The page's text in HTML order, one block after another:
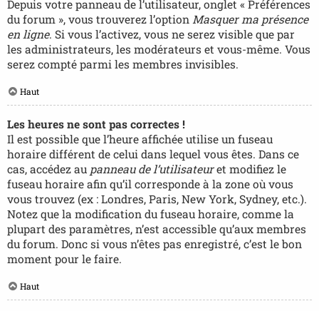
Depuis votre panneau de l’utilisateur, onglet « Préférences
du forum », vous trouverez l’option Masquer ma présence
en ligne. Si vous l’activez, vous ne serez visible que par
les administrateurs, les modérateurs et vous-même. Vous
serez compté parmi les membres invisibles.
Haut
Les heures ne sont pas correctes !
Il est possible que l’heure affichée utilise un fuseau
horaire différent de celui dans lequel vous êtes. Dans ce
cas, accédez au panneau de l’utilisateuret modifiez le
fuseau horaire afin qu’il corresponde à la zone où vous
vous trouvez (ex : Londres, Paris, New York, Sydney, etc.).
Notez que la modification du fuseau horaire, comme la
plupart des paramètres, n’est accessible qu’aux membres
du forum. Donc si vous n’êtes pas enregistré, c’est le bon
moment pour le faire.
Haut